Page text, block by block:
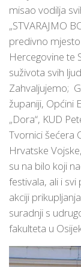
misao vodilja
„STVARAJMO
predivno
Hercegovine te
suživota svih
Zahvaljujemo;
županiji, Općini
„Dora“, KUD
Tvornici šećera
Hrvatske
su na bilo koji
festivala, ali i
akciji
suradnji s
fakulteta u